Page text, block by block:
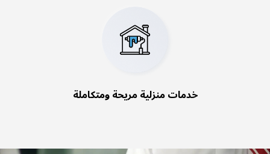
خدمات منزلية مريحة ومتكاملة